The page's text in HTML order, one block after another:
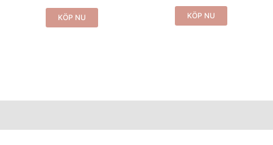
KÖP NU KÖP NU